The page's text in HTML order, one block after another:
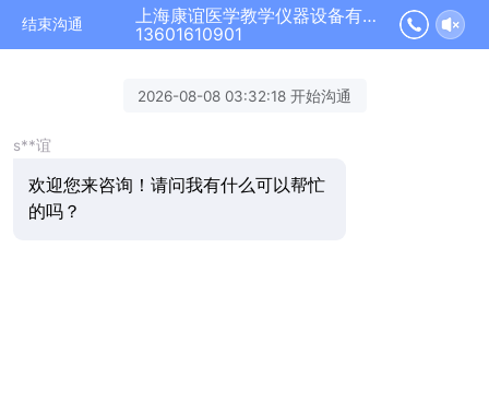
结束沟通
上海康谊医学教学仪器设备有限公司正在为您服务
13601610901
2026-08-08 03:32:18 开始沟通
s**谊
欢迎您来咨询！请问我有什么可以帮忙
的吗？